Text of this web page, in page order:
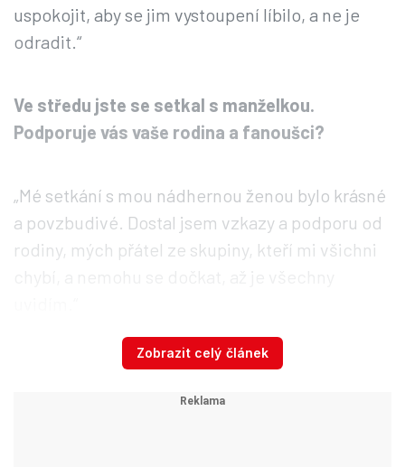
uspokojit, aby se jim vystoupení líbilo, a ne je
odradit.“
Ve středu jste se setkal s manželkou.
Podporuje vás vaše rodina a fanoušci?
„Mé setkání s mou nádhernou ženou bylo krásné
a povzbudivé. Dostal jsem vzkazy a podporu od
rodiny, mých přátel ze skupiny, kteří mi všichni
Složil jste kauci, brzy se zřejmě dostanete na
svobodu. Jaké jsou vaše další plány?
Zobrazit celý článek